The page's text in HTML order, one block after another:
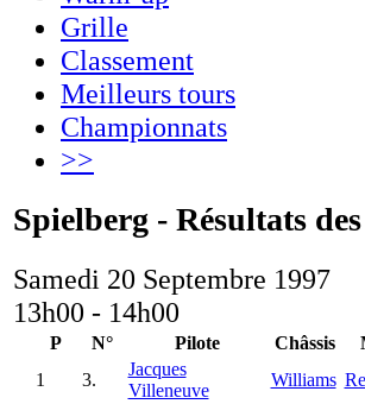
Grille
Classement
Meilleurs tours
Championnats
>>
Spielberg - Résultats
Samedi 20 Septembre 1997
13h00 - 14h00
P N° Pilote Châssis
1
3.
Jacques
Villeneuve
Williams